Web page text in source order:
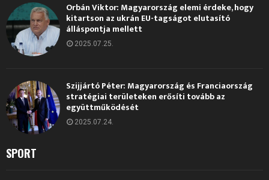
Orbán Viktor: Magyarország elemi érdeke, hogy
kitartson az ukrán EU-tagságot elutasító
álláspontja mellett
2025.07.25.
Szijjártó Péter: Magyarország és Franciaország
stratégiai területeken erősíti tovább az
együttműködését
2025.07.24.
SPORT